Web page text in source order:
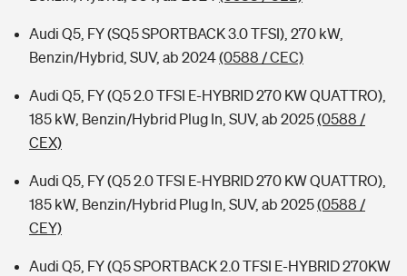
Audi Q5, FY (SQ5 SPORTBACK 3.0 TFSI), 270 kW,
Benzin/Hybrid, SUV, ab 2024(0588 / CEC)
Audi Q5, FY (Q5 2.0 TFSI E-HYBRID 270 KW QUATTRO),
185 kW, Benzin/Hybrid Plug In, SUV, ab 2025(0588 /
CEX)
Audi Q5, FY (Q5 2.0 TFSI E-HYBRID 270 KW QUATTRO),
185 kW, Benzin/Hybrid Plug In, SUV, ab 2025(0588 /
CEY)
Audi Q5, FY (Q5 SPORTBACK 2.0 TFSI E-HYBRID 270KW